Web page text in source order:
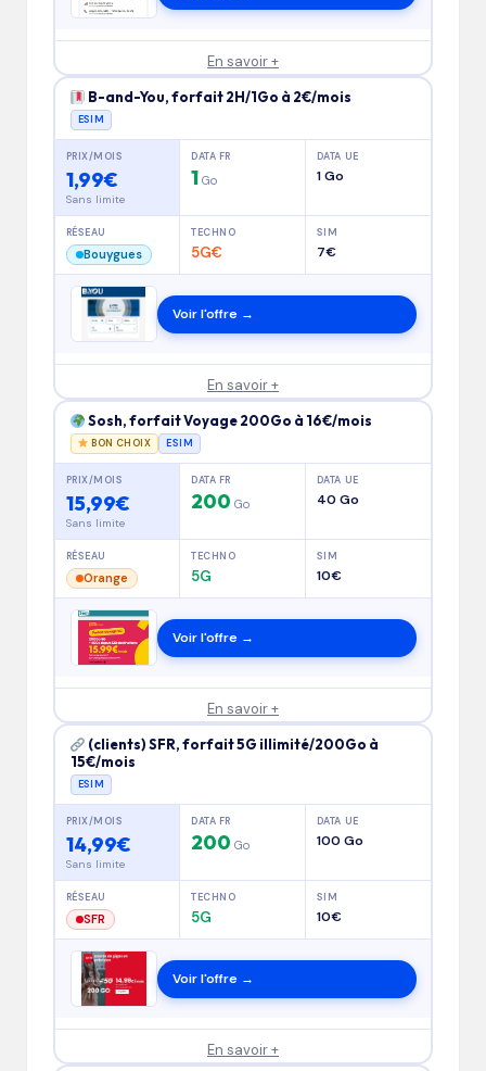
En savoir +
B-and-You, forfait 2H/1Go à 2€/mois
ESIM
PRIX/MOIS
1,99€
Sans limite
DATA FR
1 Go
DATA UE
1 Go
RÉSEAU
Bouygues
TECHNO
5G€
SIM
7€
Voir l'offre →
En savoir +
Sosh, forfait Voyage 200Go à 16€/mois
BON CHOIX ESIM
PRIX/MOIS
15,99€
Sans limite
DATA FR
200 Go
DATA UE
40 Go
RÉSEAU
Orange
TECHNO
5G
SIM
10€
Voir l'offre →
En savoir +
(clients) SFR, forfait 5G illimité/200Go à
15€/mois
ESIM
PRIX/MOIS
14,99€
Sans limite
DATA FR
200 Go
DATA UE
100 Go
RÉSEAU
SFR
TECHNO
5G
SIM
10€
Voir l'offre →
En savoir +